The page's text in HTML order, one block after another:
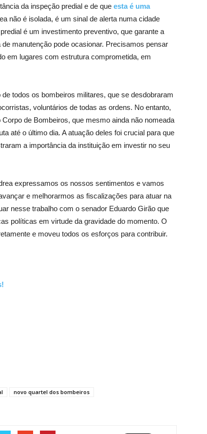
da inspeção predial e de que esta é uma
não é isolada, é um sinal de alerta numa cidade
é um investimento preventivo, que garante a
manutenção pode ocasionar. Precisamos pensar
em lugares com estrutura comprometida, em
todos os bombeiros militares, que se desdobraram
voluntários de todas as ordens. No entanto,
de Bombeiros, que mesmo ainda não nomeada
até o último dia. A atuação deles foi crucial para que
a importância da instituição em investir no seu
expressamos os nossos sentimentos e vamos
e melhorarmos as fiscalizações para atuar na
nesse trabalho com o senador Eduardo Girão que
políticas em virtude da gravidade do momento. O
e moveu todos os esforços para contribuir.
novo quartel dos bombeiros